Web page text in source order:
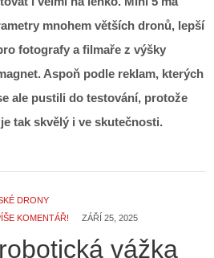
mnohem větších dronů, lepší
fotografy a filmaře z výšky
Aspoň podle reklam, kterých
ale pustili do testování, protože
tak skvělý i ve skutečnosti.
DRONY
KOMENTÁŘ!
ZÁŘÍ 25, 2025
vážka